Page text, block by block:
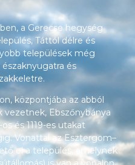
a Gerecse hegység
Táttól délre és
települések még
és
központjába az abból
vezetnek, Ebszőnybánya
és 1119-es utakat
Vonattal az Esztergom–
el a település, amelynek